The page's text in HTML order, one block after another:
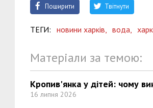
Поширити Твітнути
ТЕГИ: новини харків, вода,
Матеріали за темою:
Кропив'янка у дітей: чому
16 липня 2026